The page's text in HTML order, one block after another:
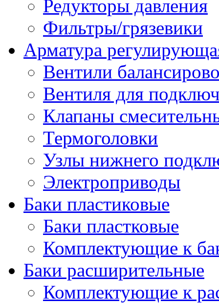
Редукторы давления
Фильтры/грязевики
Арматура
Вентили
Вентиля для
Клапаны
Термоголовки
Узлы нижнего
Электроприводы
Баки пластиковые
Баки пластковые
Комплектующие к
Баки расширительные
Комплектующие к